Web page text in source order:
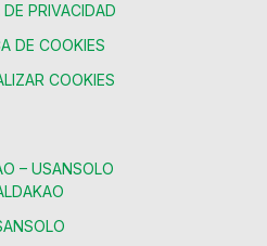
PRIVACIDAD
DE COOKIES
COOKIES
– USANSOLO